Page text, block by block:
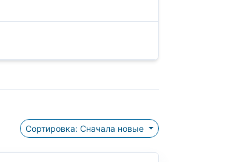
Сортировка: Сначала новые